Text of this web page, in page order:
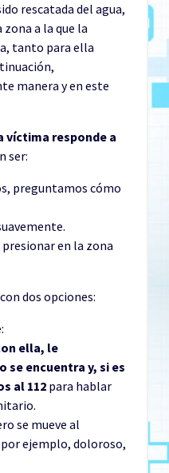
rescatada del agua,
a la que la
tanto para ella
manera y en este
víctima responde a
ser:
preguntamos cómo
en la zona
dos opciones:
ella, le
se encuentra y, si es
al 112 para hablar
se mueve al
ejemplo, doloroso,